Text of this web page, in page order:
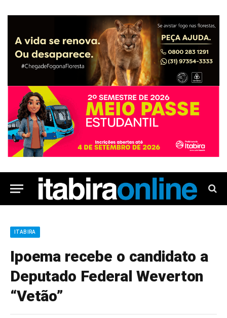
ITABIRA
Ipoema recebe o candidato a
Deputado Federal Weverton
“Vetão”